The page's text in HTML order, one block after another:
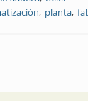
planta
En Córdoba,